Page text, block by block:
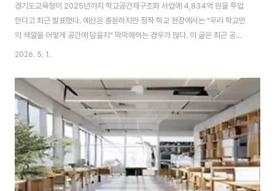
경기도교육청이 2025년까지 학교공간재구조화 사업에 4,834억 원을 투입
한다고 최근 발표했다. 예산은 충분하지만 정작 학교 현장에서는 "우리 학교만
의 색깔을 어떻게 공간에 담을지" 막막해하는 경우가 많다. 이 글은 최근 공개
된 제주·전남·경기 사례를 바탕으로, 미래교실 설계의 출발점과 단계별 의사결
있는가1. 정책·예산 흐름교육을비추다 보도에 따르면 경기도교육청은 학교공
간재구조화에 4,834억 원을 편성했고, 전남교육청은 2024년 말 '초등
2030교실 길라잡이'를 보급해 미래형 수업 모델과 공간을 함께 제시했다. 단
순 노후 시설 보수가 아니라 수업 방식과 공간을 한 묶음으로 설계하는 흐름이
자리 잡고 있다.2. 현장 사례제주..
2026. 5. 1.